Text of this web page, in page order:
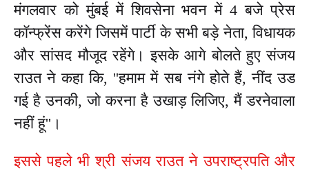
मंगलवार को मुंबई में शिवसेना भवन में 4 बजे प्रेस
कॉन्फ्रेंस करेंगे जिसमें पार्टी के सभी बड़े नेता, विधायक
और सांसद मौजूद रहेंगे। इसके आगे बोलते हुए संजय
राउत ने कहा कि, ''हमाम में सब नंगे होते हैं, नींद उड
गई है उनकी, जो करना है उखाड़ लिजिए, मैं डरनेवाला
नहीं हूं''।
इससे पहले भी श्री संजय राउत ने उपराष्ट्रपति और